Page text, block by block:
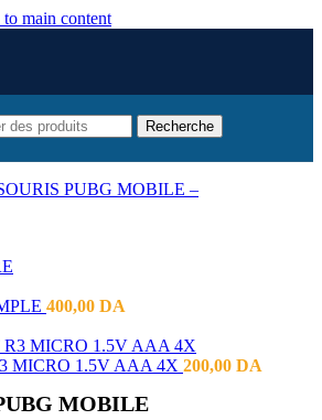
to main content
Recherche
400,00 DA
MICRO 1.5V AAA 4X 200,00 DA
MOBILE